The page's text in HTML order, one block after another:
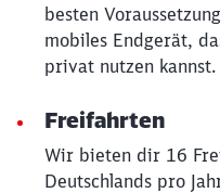
besten
mobiles Endgerät,
privat nutzen kannst.
Freifahrten
Wir bieten dir 16
Deutschlands pro